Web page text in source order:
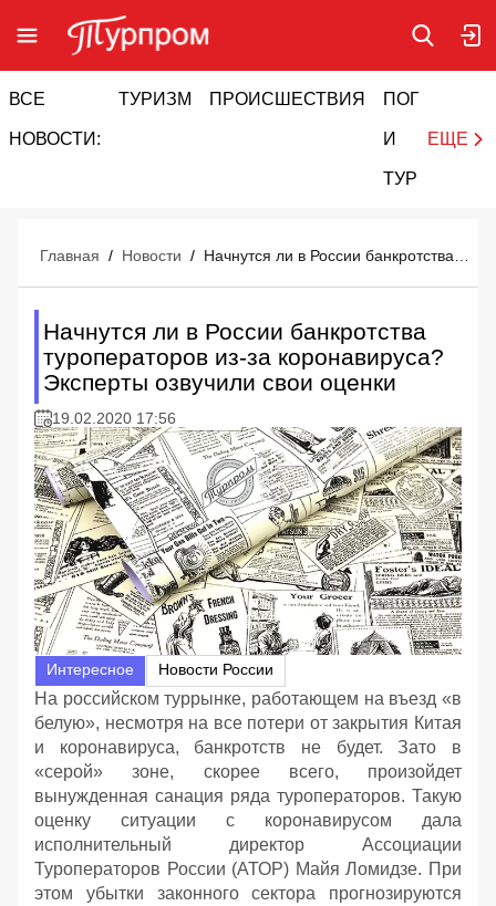
ВСЕ
НОВОСТИ:
ТУРИЗМ ПРОИСШЕСТВИЯ ПОГОДА
И
ТУРИЗМ
ЕЩЕ
Главная / Новости /
Начнутся ли в России банкротства
туроператоров из-за коронавируса?
Эксперты озвучили свои оценки
19.02.2020 17:56
Интересное Новости России
На российском туррынке, работающем на въезд «в
белую», несмотря на все потери от закрытия Китая
и коронавируса, банкротств не будет. Зато в
«серой» зоне, скорее всего, произойдет
вынужденная санация ряда туроператоров. Такую
оценку ситуации с коронавирусом дала
исполнительный директор Ассоциации
Туроператоров России (АТОР) Майя Ломидзе. При
этом убытки законного сектора прогнозируются